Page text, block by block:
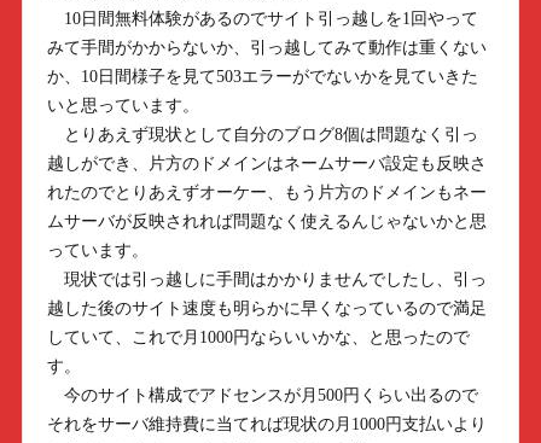
10日間無料体験があるのでサイト引っ越しを1回やって
みて手間がかからないか、引っ越してみて動作は重くない
か、10日間様子を見て503エラーがでないかを見ていきた
いと思っています。
とりあえず現状として自分のブログ8個は問題なく引っ
越しができ、片方のドメインはネームサーバ設定も反映さ
れたのでとりあえずオーケー、もう片方のドメインもネー
ムサーバが反映されれば問題なく使えるんじゃないかと思
っています。
現状では引っ越しに手間はかかりませんでしたし、引っ
越した後のサイト速度も明らかに早くなっているので満足
していて、これで月1000円ならいいかな、と思ったので
す。
今のサイト構成でアドセンスが月500円くらい出るので
それをサーバ維持費に当てれば現状の月1000円支払いより